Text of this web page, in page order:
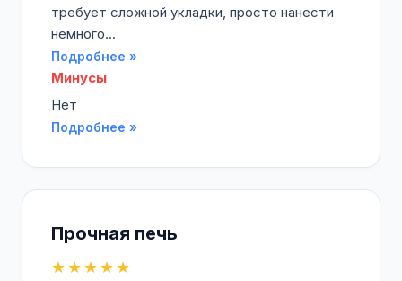
требует сложной укладки, просто нанести
немного...
Подробнее »
Минусы
Нет
Подробнее »
Прочная печь
★★★★★